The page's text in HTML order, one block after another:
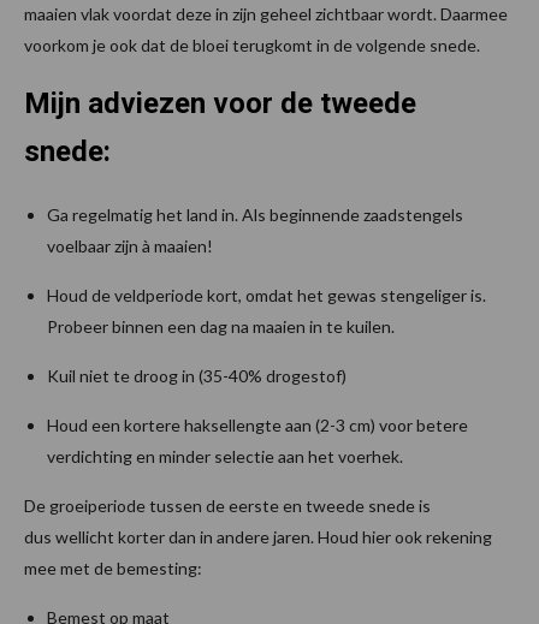
maaien vlak voordat deze in zijn geheel zichtbaar wordt. Daarmee
voorkom je ook dat de bloei terugkomt in de volgende snede.
Mijn adviezen voor de tweede
snede:
Ga regelmatig het land in. Als beginnende zaadstengels
voelbaar zijn à maaien!
Houd de veldperiode kort, omdat het gewas stengeliger is.
Probeer binnen een dag na maaien in te kuilen.
Kuil niet te droog in (35-40% drogestof)
Houd een kortere haksellengte aan (2-3 cm) voor betere
verdichting en minder selectie aan het voerhek.
De groeiperiode tussen de eerste en tweede snede is
dus wellicht korter dan in andere jaren. Houd hier ook rekening
mee met de bemesting:
Bemest op maat